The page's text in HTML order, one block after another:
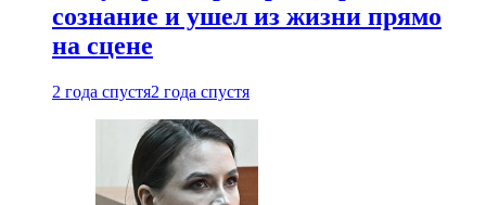
сознание и ушел из жизни прямо
на сцене
2 года спустя2 года спустя